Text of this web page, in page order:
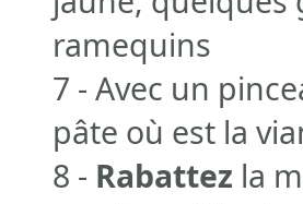
ramequins
7 - Avec un
pâte où est la
8 - Rabattez la